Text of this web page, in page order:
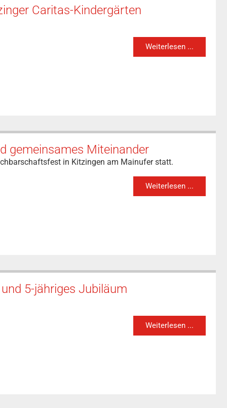
Caritas-Kindergärten
Weiterlesen ...
gemeinsames Miteinander
in Kitzingen am Mainufer statt.
Weiterlesen ...
5-jähriges Jubiläum
Weiterlesen ...